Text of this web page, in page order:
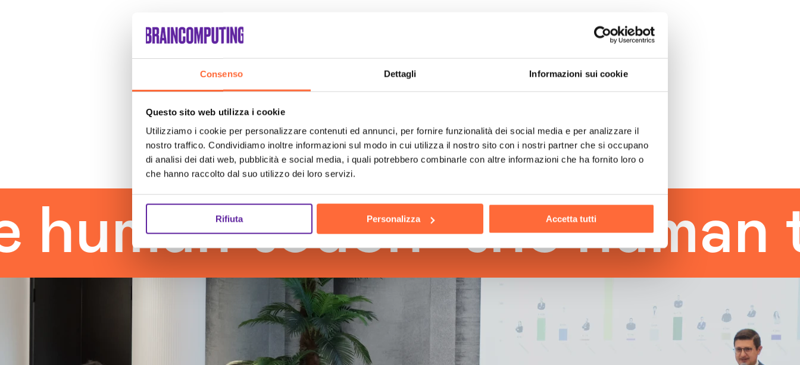
Consenso Dettagli Informazioni sui cookie
Questo sito web utilizza i cookie
Utilizziamo i cookie per personalizzare contenuti ed annunci, per fornire funzionalità dei social media e per analizzare il
nostro traffico. Condividiamo inoltre informazioni sul modo in cui utilizza il nostro sito con i nostri partner che si occupano
di analisi dei dati web, pubblicità e social media, i quali potrebbero combinarle con altre informazioni che ha fornito loro o
che hanno raccolto dal suo utilizzo dei loro servizi.
Rifiuta Personalizza Accetta tutti
touch the human